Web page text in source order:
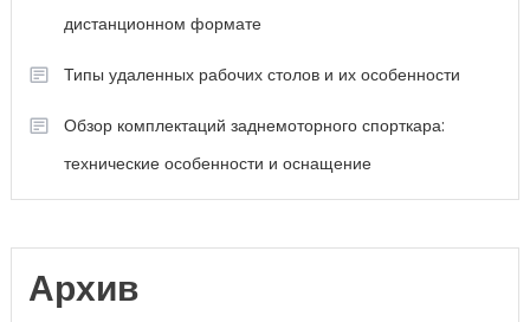
дистанционном формате
Типы удаленных рабочих столов и их особенности
Обзор комплектаций заднемоторного спорткара:
технические особенности и оснащение
Архив